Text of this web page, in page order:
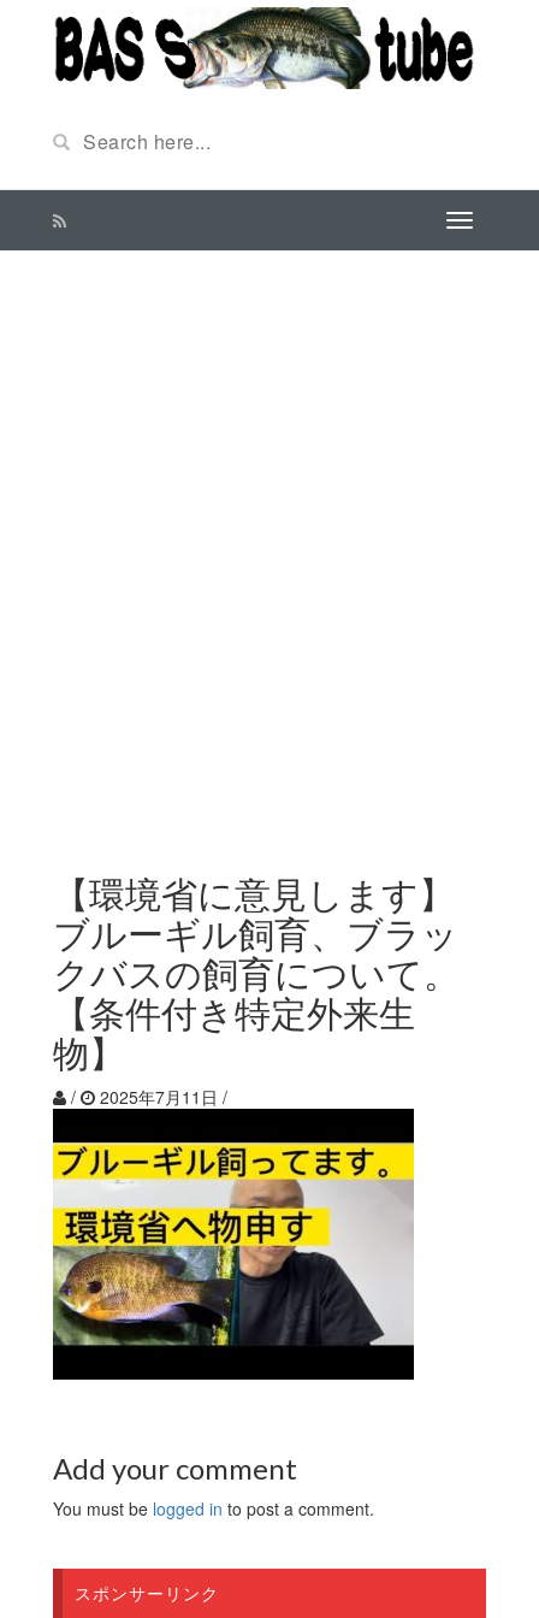
【環境省に意見します】
ブルーギル飼育、ブラッ
クバスの飼育について。
【条件付き特定外来生
物】
/ 2025年7月11日 /
Add your comment
You must be logged in to post a comment.
スポンサーリンク